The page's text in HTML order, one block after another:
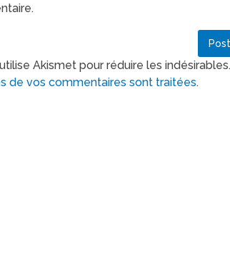
Akismet pour réduire les indésirables.
de vos commentaires sont traitées.